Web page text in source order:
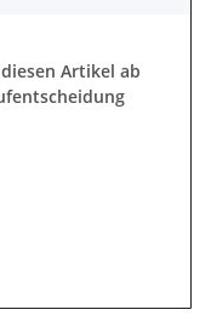
Artikel ab